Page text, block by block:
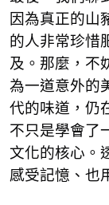
因為真正的山
的人非常珍惜
及。那麼，不
為一道意外的
代的味道，仍
不只是學會了
文化的核心。
感受記憶、也